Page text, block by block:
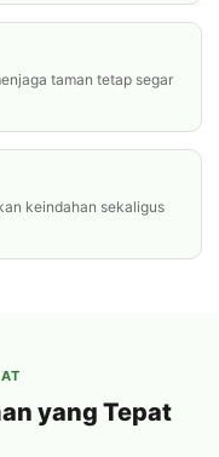
taman tetap segar
keindahan sekaligus
yang Tepat